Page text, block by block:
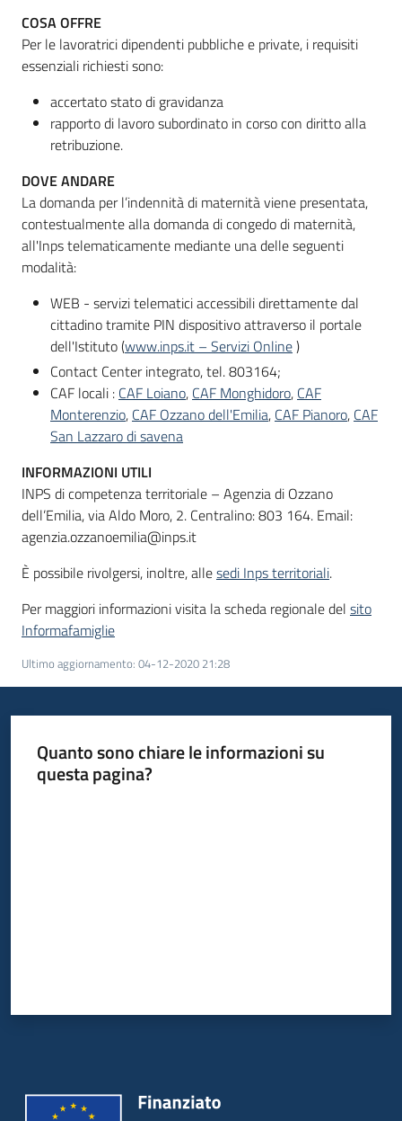
COSA OFFRE
Per le lavoratrici dipendenti pubbliche e private, i requisiti
essenziali richiesti sono:
accertato stato di gravidanza
rapporto di lavoro subordinato in corso con diritto alla
retribuzione.
DOVE ANDARE
La domanda per l’indennità di maternità viene presentata,
contestualmente alla domanda di congedo di maternità,
all'Inps telematicamente mediante una delle seguenti
modalità:
WEB - servizi telematici accessibili direttamente dal
cittadino tramite PIN dispositivo attraverso il portale
dell'Istituto (www.inps.it – Servizi Online)
Contact Center integrato, tel. 803164;
CAF locali : CAF Loiano, CAF Monghidoro, CAF
Monterenzio, CAF Ozzano dell'Emilia, CAF Pianoro, CAF
San Lazzaro di savena
INFORMAZIONI UTILI
INPS di competenza territoriale – Agenzia di Ozzano
dell’Emilia, via Aldo Moro, 2. Centralino: 803 164. Email:
agenzia.ozzanoemilia@inps.it
È possibile rivolgersi, inoltre, allesedi Inps territoriali.
Per maggiori informazioni visita la scheda regionale del sito
Informafamiglie
Ultimo aggiornamento: 04-12-2020 21:28
Quanto sono chiare le informazioni su
questa pagina?